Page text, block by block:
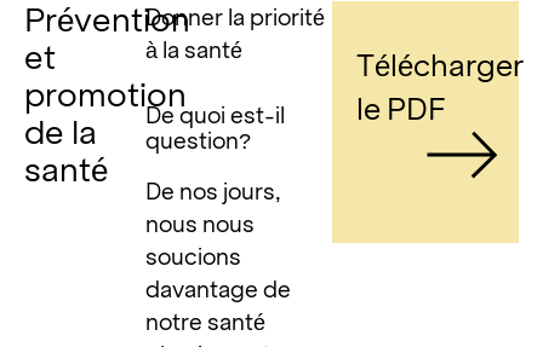
Prévention
et
promotion
de la
santé
Donner la priorité
à la santé
De quoi est-il
question?
De nos jours,
nous nous
soucions
davantage de
notre santé
Télécharger
le PDF